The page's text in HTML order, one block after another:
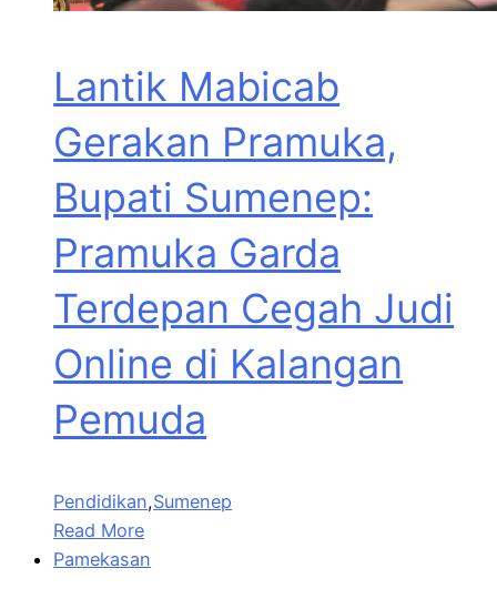
Lantik Mabicab
Gerakan Pramuka,
Bupati Sumenep:
Pramuka Garda
Terdepan Cegah Judi
Online di Kalangan
Pemuda
Pendidikan,Sumenep
Read More
Pamekasan